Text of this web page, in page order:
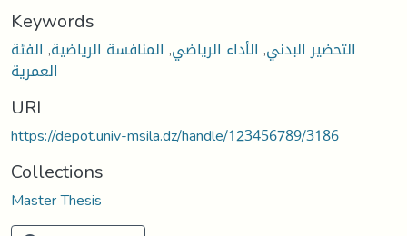
Keywords
التحضير البدني, الأداء الرياضي, المنافسة الرياضية, الفئة
العمرية
URI
https://depot.univ-msila.dz/handle/123456789/3186
Collections
Master Thesis